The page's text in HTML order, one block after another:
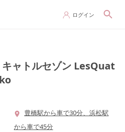
ログイン
ャトルセゾン LesQuat
豊橋駅から車で30分、浜松駅
から車で45分